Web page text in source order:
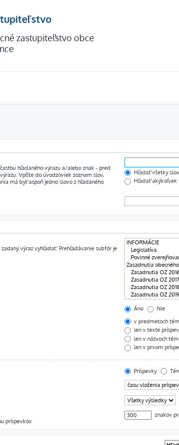
zastupiteľstvo obce
hľadaného výrazu a/alebo znak - pred
Vpíšte do úvodzoviek zoznam slov,
má byť aspoň jedno slovo z hľadaného
Hľadať všetky
Hľadať akýkoľvek
výraz vyhľadať. Prehľadávanie subfór je
Áno
Nie
v predmetoch
len v texte
len v názvoch tém
len v prvom
Príspevky
príspevkov.
znakov